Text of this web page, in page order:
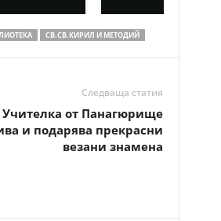
СВ.СВ.КИРИЛ И МЕТОДИЙ
Следваща статия
от Панагюрище
и подарява прекрасни
везани знамена